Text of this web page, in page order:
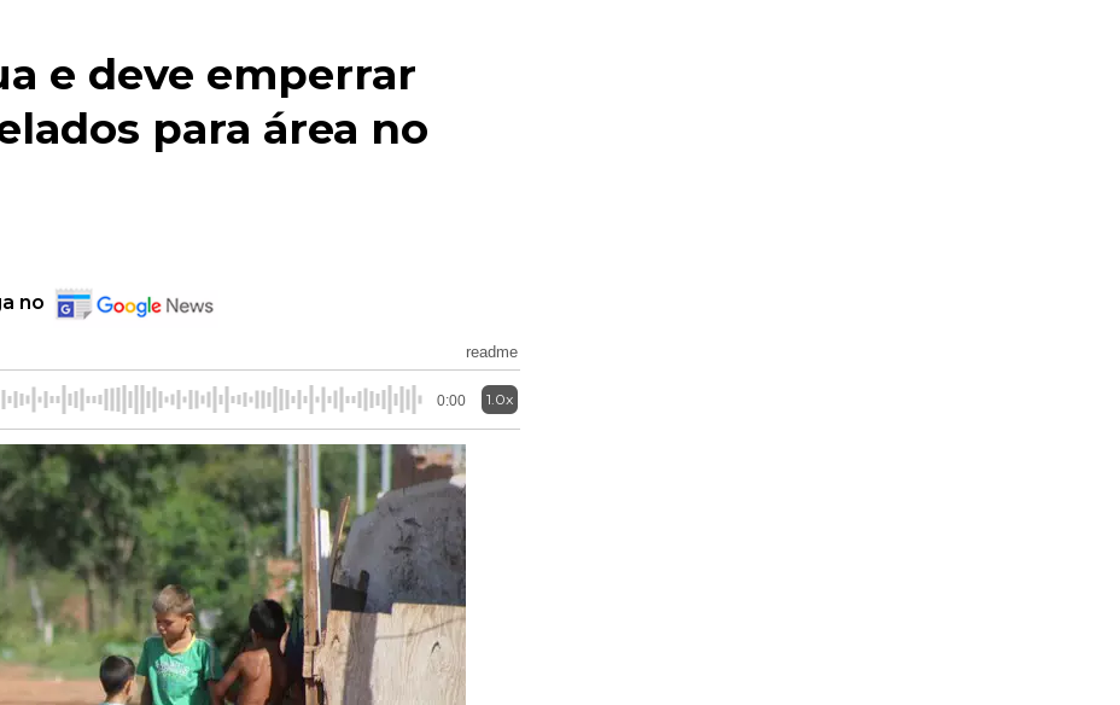
e deve emperrar
para área no
no
readme
0:00 1.0x